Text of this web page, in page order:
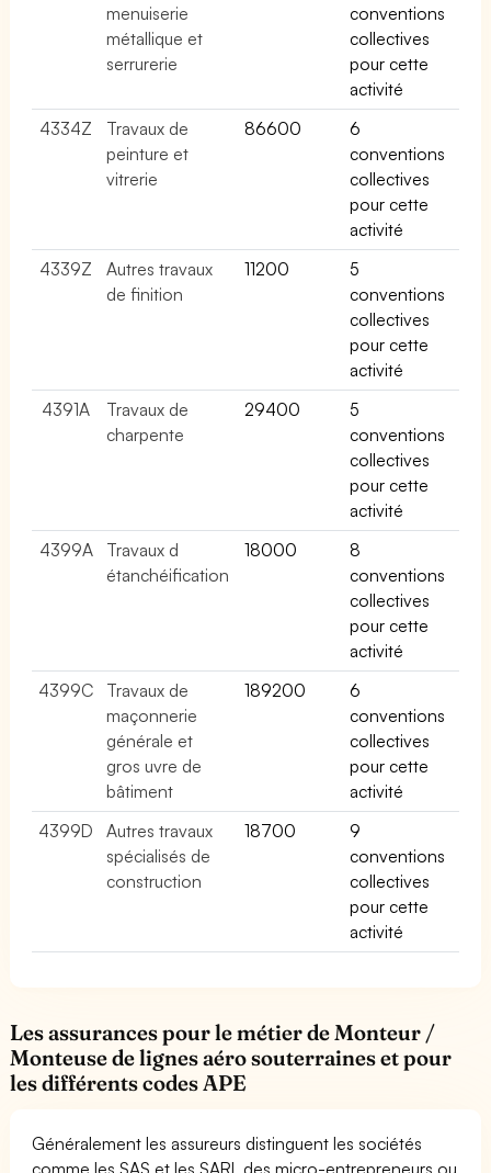
menuiserie
métallique et
serrurerie
conventions
collectives
pour cette
activité
4334Z
Travaux de
peinture et
vitrerie
86600
6
conventions
collectives
pour cette
activité
4339Z
Autres travaux
de finition
11200
5
conventions
collectives
pour cette
activité
4391A
Travaux de
charpente
29400
5
conventions
collectives
pour cette
activité
4399A
Travaux d
étanchéification
18000
8
conventions
collectives
pour cette
activité
4399C
Travaux de
maçonnerie
générale et
gros uvre de
bâtiment
189200
6
conventions
collectives
pour cette
activité
4399D
Autres travaux
spécialisés de
construction
18700
9
conventions
collectives
pour cette
activité
Les assurances pour le métier de Monteur /
Monteuse de lignes aéro souterraines et pour
les différents codes APE
Généralement les assureurs distinguent les sociétés
comme les SAS et les SARL des micro-entrepreneurs ou